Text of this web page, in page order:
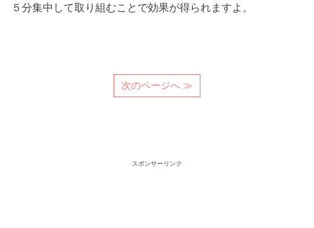
５分集中して取り組むことで効果が得られますよ。
次のページへ ≫
スポンサーリンク